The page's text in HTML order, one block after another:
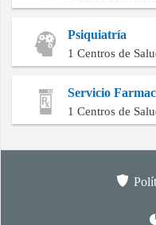
Psiquiatría
1 Centros de
Servicio
1 Centros de